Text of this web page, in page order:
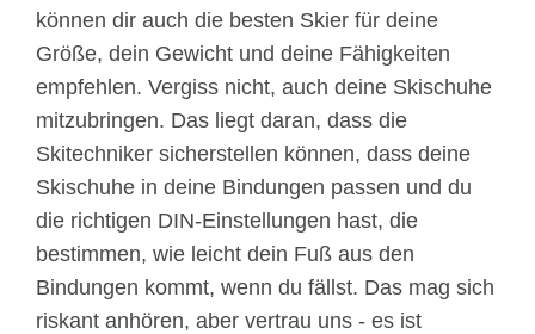
können dir auch die besten Skier für deine
Größe, dein Gewicht und deine Fähigkeiten
empfehlen. Vergiss nicht, auch deine Skischuhe
mitzubringen. Das liegt daran, dass die
Skitechniker sicherstellen können, dass deine
Skischuhe in deine Bindungen passen und du
die richtigen DIN-Einstellungen hast, die
bestimmen, wie leicht dein Fuß aus den
Bindungen kommt, wenn du fällst. Das mag sich
riskant anhören, aber vertrau uns - es ist